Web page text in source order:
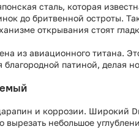
сталь, которая
до бритвенной остроты.
открывания стоят
из авиационного титана.
благородной патиной, делая
и коррозии. Широкий
вырезать небольшое